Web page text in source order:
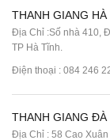
THANH GIANG HÀ
Địa Chỉ :Số nhà 410,
TP Hà Tĩnh.
Điện thoại : 084 246
THANH GIANG ĐÀ
Địa Chỉ : 58 Cao Xuân